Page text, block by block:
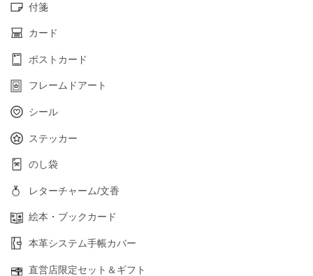
付箋
カード
ポストカード
フレームドアート
シール
ステッカー
のし袋
レターチャーム/文香
絵本・ブックカード
本革システム手帳カバー
直営店限定セット＆ギフト